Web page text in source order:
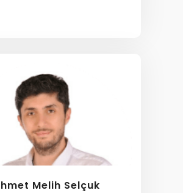
Melih Selçuk